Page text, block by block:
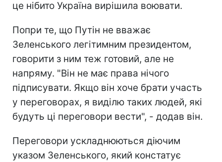
це нібито Україна вирішила воювати.
Попри те, що Путін не вважає
Зеленського легітимним президентом,
говорити з ним теж готовий, але не
напряму. "Він не має права нічого
підписувати. Якщо він хоче брати участь
у переговорах, я виділю таких людей, які
будуть ці переговори вести", - додав він.
Переговори ускладнюються діючим
указом Зеленського, який констатує